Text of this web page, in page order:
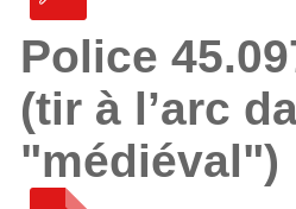
Police
(tir à l’arc
"médiéval")